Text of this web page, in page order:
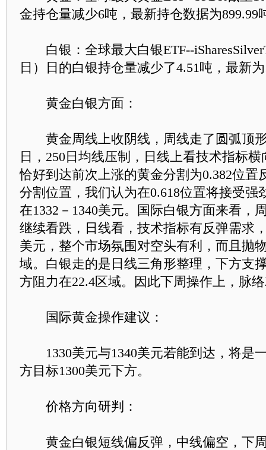
金持仓量减少6吨，最新持仓数据为899.99
白银：全球最大白银ETF--
日）日的白银持仓量减少了4.51吨，最新为
黄金白银方面：
黄金周线上收阴线，周线走了圆弧顶形
日，250日均线压制，日线上看技术指标
恰好到达前次上涨的黄金分割为0.382位置
分割位置，我们认为在0.618位置将接受强
在1332－1340美元。国际白银方面来看，
继续看跌，日线看，技术指标有反弹需求
美元，整个市场氛围对空头有利，而且抛
域。白银走的是日线三角形整理，下方支
方阻力在22.4区域。因此下周操作上，脉
国际黄金操作建议：
1330美元与1340美元若能到达，将是
方目标1300美元下方。
价格方向研判：
黄金白银短线偏反弹，中线偏空，下